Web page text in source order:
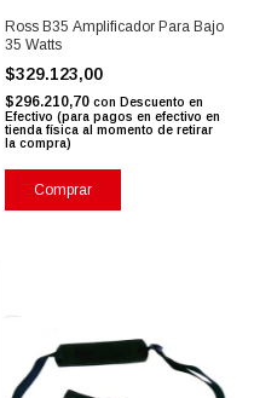
Ross B35 Amplificador Para Bajo
35 Watts
$329.123,00
$296.210,70 con Descuento en
Efectivo (para pagos en efectivo en
tienda física al momento de retirar
la compra)
Comprar